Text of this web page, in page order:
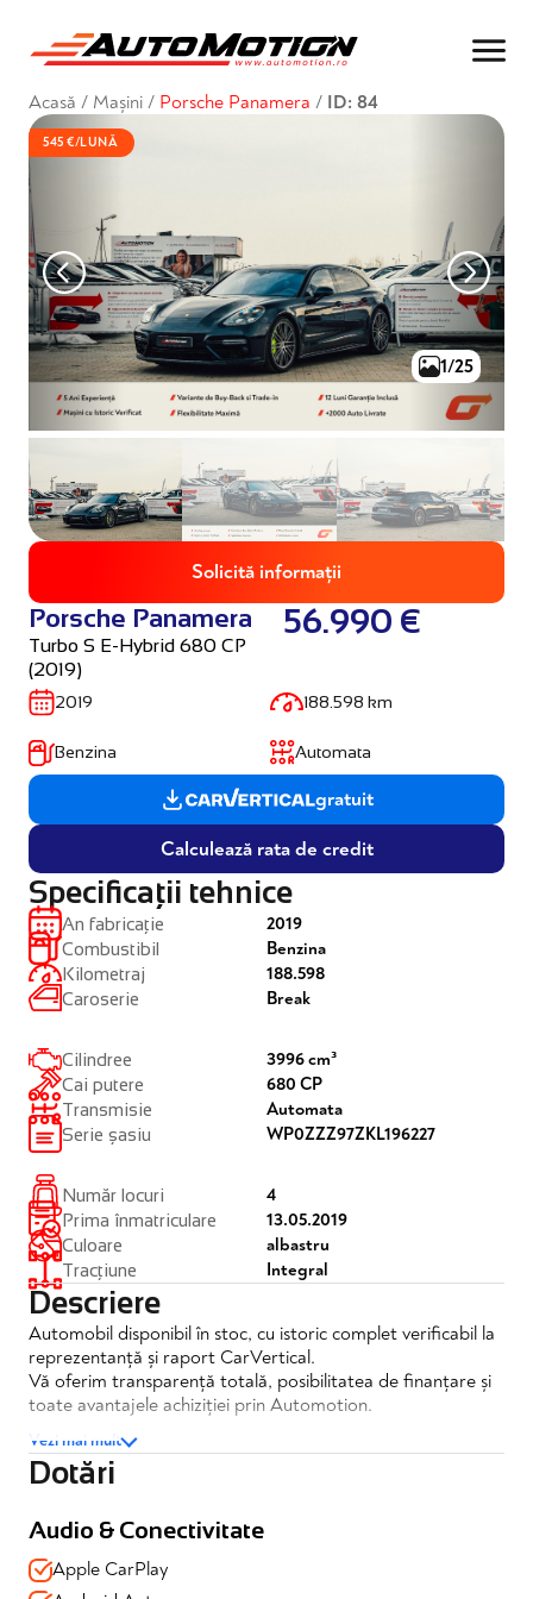
Acasă / Mașini / Porsche Panamera / ID: 84
545 €/LUNĂ
1/25
Solicită informații
Porsche Panamera
Turbo S E-Hybrid 680 CP
(2019)
56.990 €
2019 188.598 km
Benzina Automata
Calculează rata de credit
gratuit
Specificații tehnice
An fabricație
Combustibil
Kilometraj
Caroserie
2019
Benzina
188.598
Break
Cilindree
Cai putere
Transmisie
Serie șasiu
3996 cm³
680 CP
Automata
WP0ZZZ97ZKL196227
Număr locuri
Prima înmatriculare
Culoare
Tracțiune
4
13.05.2019
albastru
Integral
Descriere
Automobil disponibil în stoc, cu istoric complet verificabil la
reprezentanță și raport CarVertical.
Vă oferim transparență totală, posibilitatea de finanțare și
toate avantajele achiziției prin Automotion.
Porsche Panamera Turbo S E-Hybrid Sport Turismo
✔️Posibilitate finantare
✔️Garantie completa până în 05.2028 sau 250.000 km
Vezi mai mult
Dotări
Audio & Conectivitate
Apple CarPlay